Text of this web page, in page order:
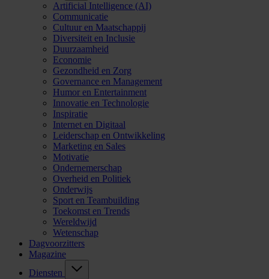
Artificial Intelligence (AI)
Communicatie
Cultuur en Maatschappij
Diversiteit en Inclusie
Duurzaamheid
Economie
Gezondheid en Zorg
Governance en Management
Humor en Entertainment
Innovatie en Technologie
Inspiratie
Internet en Digitaal
Leiderschap en Ontwikkeling
Marketing en Sales
Motivatie
Ondernemerschap
Overheid en Politiek
Onderwijs
Sport en Teambuilding
Toekomst en Trends
Wereldwijd
Wetenschap
Dagvoorzitters
Magazine
Diensten